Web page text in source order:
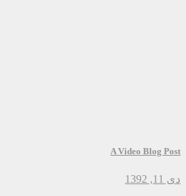
A Video Blog Post
دی 11, 1392